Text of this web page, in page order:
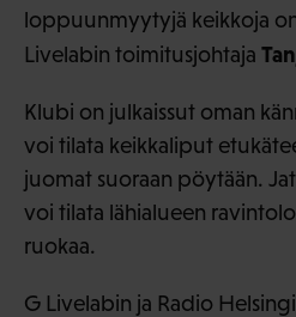
loppuunmyytyjä keikkoja
Livelabin toimitusjohtaja
Klubi on julkaissut oman
voi tilata keikkaliput
juomat suoraan pöytään.
voi tilata lähialueen
ruokaa.
G Livelabin ja Radio